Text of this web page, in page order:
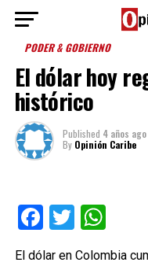
PODER & GOBIERNO
El dólar hoy
histórico
Published 4 años ago
By Opinión Caribe
Facebook
Twitter
El dólar en Colombia